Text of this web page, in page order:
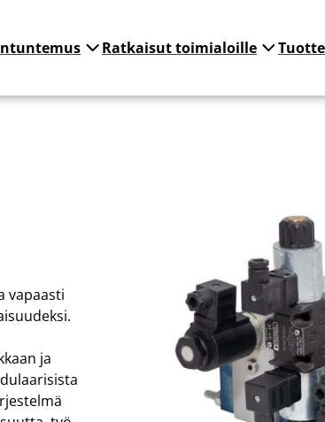
Ratkaisut toimialoille
vapaasti
ja